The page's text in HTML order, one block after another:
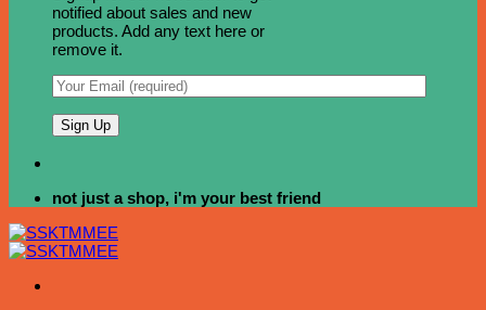
notified about sales and new
products. Add any text here or
remove it.
not just a shop, i'm your best friend